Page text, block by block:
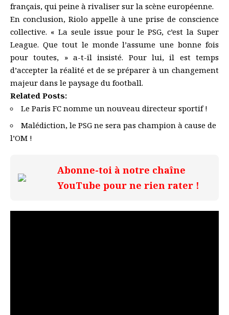
français, qui peine à rivaliser sur la scène européenne.
En conclusion, Riolo appelle à une prise de conscience
collective. « La seule issue pour le PSG, c’est la Super
League. Que tout le monde l’assume une bonne fois
pour toutes, » a-t-il insisté. Pour lui, il est temps
d’accepter la réalité et de se préparer à un changement
majeur dans le paysage du football.
Related Posts:
Le Paris FC nomme un nouveau directeur sportif !
Malédiction, le PSG ne sera pas champion à cause de
l’OM !
Abonne-toi à notre chaîne
YouTube pour ne rien rater !